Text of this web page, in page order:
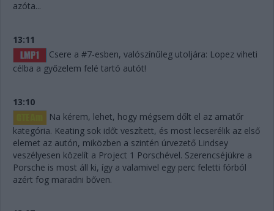
azóta...
13:11
Csere a #7-esben, valószínűleg utoljára: Lopez viheti
célba a győzelem felé tartó autót!
13:10
Na kérem, lehet, hogy mégsem dőlt el az amatőr
kategória. Keating sok időt veszített, és most lecserélik az első
elemet az autón, miközben a szintén úrvezető Lindsey
veszélyesen közelít a Project 1 Porschével. Szerencséjükre a
Porsche is most áll ki, így a valamivel egy perc feletti fórból
azért fog maradni bőven.